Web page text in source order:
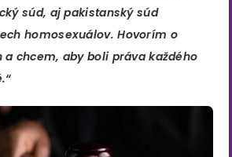
súd, aj pakistanský súd
homosexuálov. Hovorím o
chcem, aby boli práva každého